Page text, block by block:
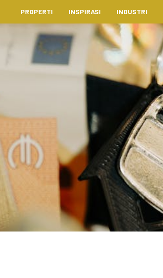
PROPERTI INSPIRASI INDUSTRI